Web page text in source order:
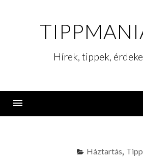
Hírek, tippek,
Háztartás,